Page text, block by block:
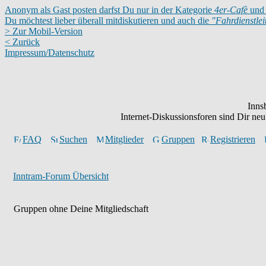
Anonym als Gast posten darfst Du nur in der Kategorie 4er-Cafè und
Du möchtest lieber überall mitdiskutieren und auch die
> Zur Mobil-Version
< Zurück
Impressum/Datenschutz
Internet-Diskussionsforen sind Dir
FAQ Suchen Mitglieder Gruppen Registrieren
Inntram-Forum Übersicht
Gruppen ohne Deine Mitgliedschaft